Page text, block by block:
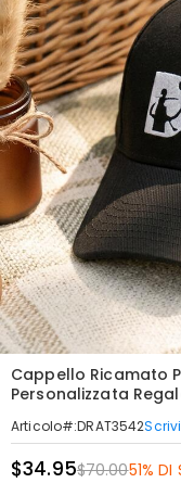
Cappello Ricamato
Personalizzata
Articolo#:DRAT3542
$34.95$70.0051% DI